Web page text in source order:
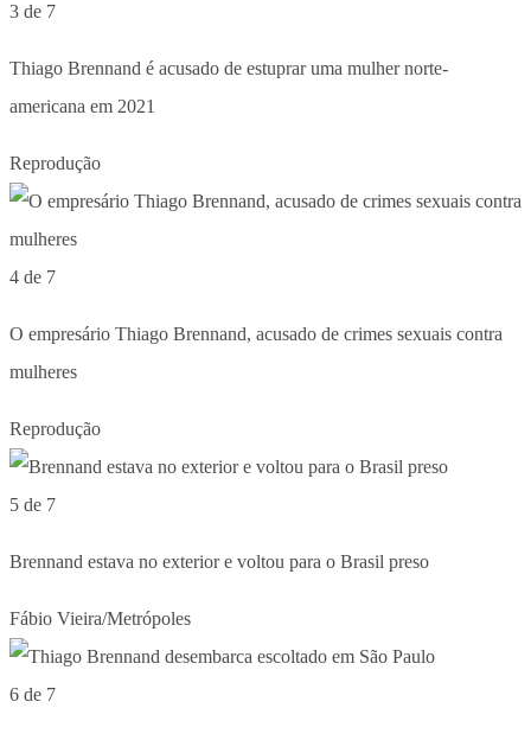
3 de 7
Thiago Brennand é acusado de estuprar uma mulher norte-
americana em 2021
Reprodução
4 de 7
O empresário Thiago Brennand, acusado de crimes sexuais contra
mulheres
Reprodução
5 de 7
Brennand estava no exterior e voltou para o Brasil preso
Fábio Vieira/Metrópoles
6 de 7